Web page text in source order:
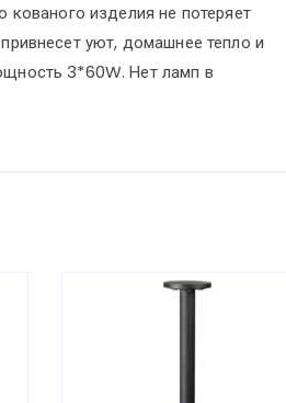
SATION
кованого изделия не потеряет
уют, домашнее тепло и
3*60W. Нет ламп в